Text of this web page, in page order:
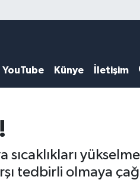
YouTube Künye İletişim
tedbirli olmaya